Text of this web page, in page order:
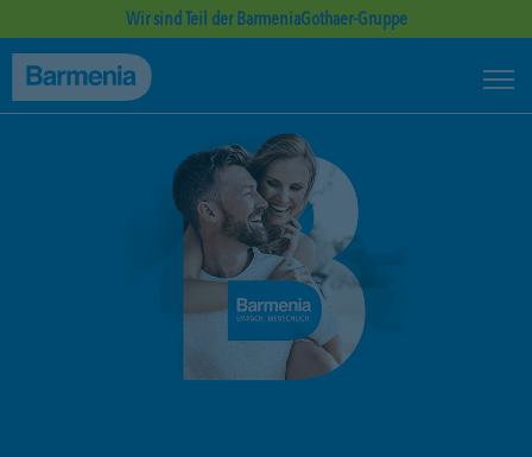
Wir sind Teil der BarmeniaGothaer-Gruppe